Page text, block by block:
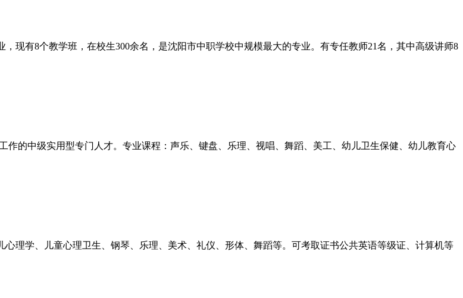
现有8个教学班，在校生300余名，是沈阳市中职学校中规模最大的专业。有专任教师21名，其中高级讲师8
的中级实用型专门人才。专业课程：声乐、键盘、乐理、视唱、舞蹈、美工、幼儿卫生保健、幼儿教育心
理学、儿童心理卫生、钢琴、乐理、美术、礼仪、形体、舞蹈等。可考取证书公共英语等级证、计算机等